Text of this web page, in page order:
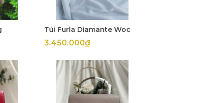
Túi Furla Diamante Woc
3.450.000₫